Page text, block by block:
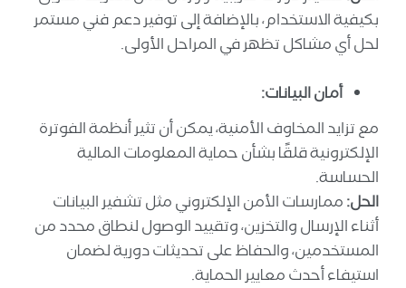
بكيفية الاستخدام، بالإضافة إلى توفير دعم فني مستمر
لحل أي مشاكل تظهر في المراحل الأولى.
أمان البيانات:
مع تزايد المخاوف الأمنية، يمكن أن تثير أنظمة الفوترة
الإلكترونية قلقًا بشأن حماية المعلومات المالية
الحساسة.
الحل:ممارسات الأمن الإلكتروني مثل تشفير البيانات
أثناء الإرسال والتخزين، وتقييد الوصول لنطاق محدد من
المستخدمين، والحفاظ على تحديثات دورية لضمان
استيفاء أحدث معايير الحماية.